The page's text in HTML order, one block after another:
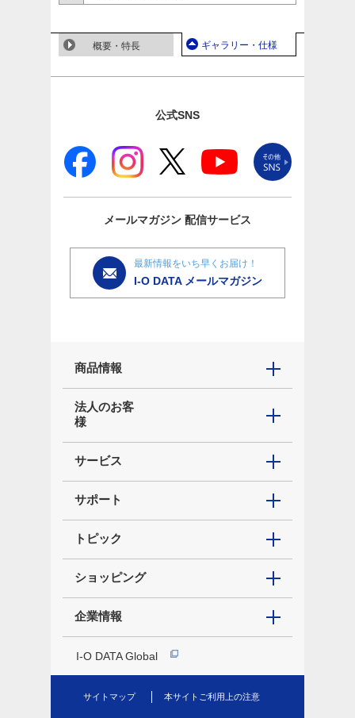
概要・特長 ギャラリー・仕様
公式SNS
メールマガジン 配信サービス
最新情報をいち早くお届け！
I-O DATA メールマガジン
商品情報
法人のお客
様
サービス
サポート
トピック
ショッピング
企業情報
I-O DATA Global
サイトマップ 本サイトご利用上の注意